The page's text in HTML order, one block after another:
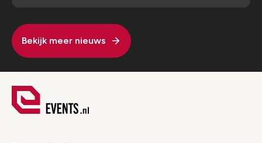
Bekijk meer nieuws